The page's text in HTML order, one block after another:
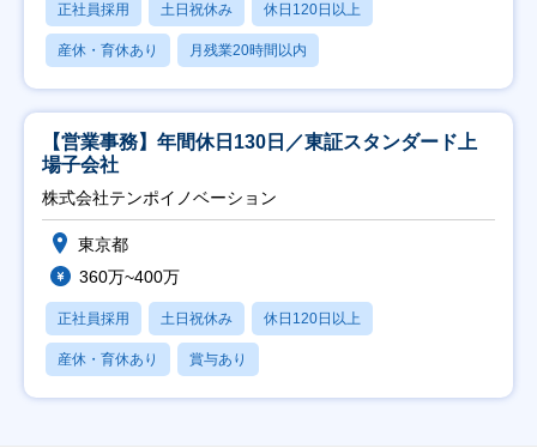
正社員採用 土日祝休み 休日120日以上
産休・育休あり 月残業20時間以内
【営業事務】年間休日130日／東証スタンダード上
場子会社
株式会社テンポイノベーション
東京都
360万~400万
正社員採用 土日祝休み 休日120日以上
産休・育休あり 賞与あり